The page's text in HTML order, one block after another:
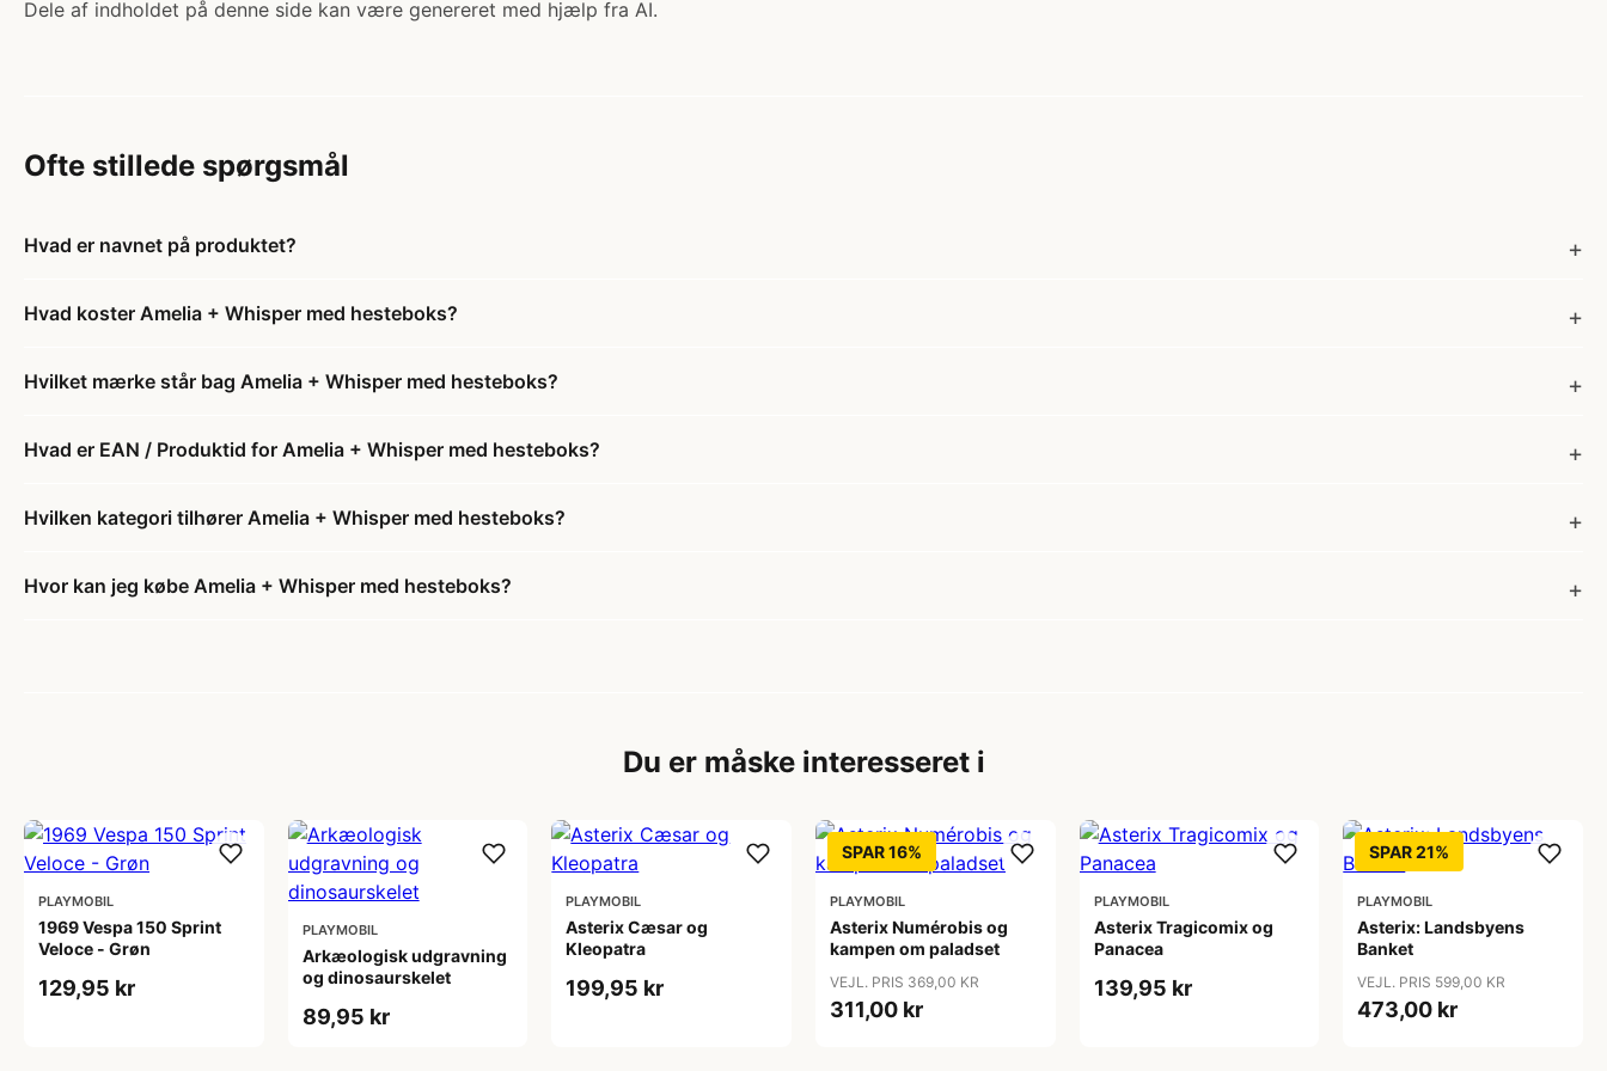
Dele af indholdet på denne side kan være genereret med hjælp fra AI.
Ofte stillede spørgsmål
Hvad er navnet på produktet?
Hvad koster Amelia + Whisper med hesteboks?
Hvilket mærke står bag Amelia + Whisper med hesteboks?
Hvad er EAN / Produktid for Amelia + Whisper med hesteboks?
Hvilken kategori tilhører Amelia + Whisper med hesteboks?
Hvor kan jeg købe Amelia + Whisper med hesteboks?
Du er måske interesseret i
PLAYMOBIL
1969 Vespa 150 Sprint
Veloce - Grøn
129,95 kr
PLAYMOBIL
Arkæologisk udgravning
og dinosaurskelet
89,95 kr
PLAYMOBIL
Asterix Cæsar og
Kleopatra
199,95 kr
SPAR 16%
PLAYMOBIL
Asterix Numérobis og
kampen om paladset
VEJL. PRIS 369,00 KR
311,00 kr
PLAYMOBIL
Asterix Tragicomix og
Panacea
139,95 kr
SPAR 21%
PLAYMOBIL
Asterix: Landsbyens
Banket
VEJL. PRIS 599,00 KR
473,00 kr